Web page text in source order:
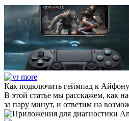
Как подключить геймпад к Айфону
В этой статье мы расскажем, как
за пару минут, и ответим на